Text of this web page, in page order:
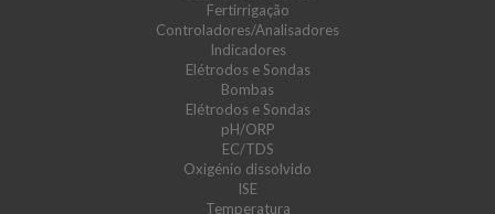
Fertirrigação
Controladores/Analisadores
Indicadores
Elétrodos e Sondas
Bombas
Elétrodos e Sondas
pH/ORP
EC/TDS
Oxigénio dissolvido
ISE
Temperatura